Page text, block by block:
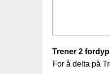
Trener 2
For å delta på